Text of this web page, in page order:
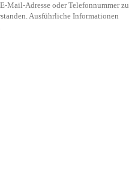
Mail-Adresse oder Telefonnummer zu
Ausführliche Informationen